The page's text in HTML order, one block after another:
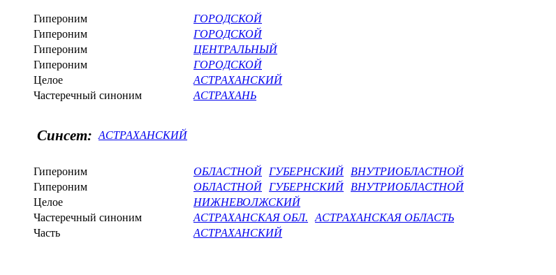
Гипероним
ГОРОДСКОЙ
Гипероним
ГОРОДСКОЙ
Гипероним
ЦЕНТРАЛЬНЫЙ
Гипероним
ГОРОДСКОЙ
Целое
АСТРАХАНСКИЙ
Частеречный синоним
АСТРАХАНЬ
Синсет: АСТРАХАНСКИЙ
Гипероним ОБЛАСТНОЙ ГУБЕРНСКИЙ
ВНУТРИОБЛАСТНОЙ
Гипероним
ОБЛАСТНОЙ ГУБЕРНСКИЙ
ВНУТРИОБЛАСТНОЙ
Целое
НИЖНЕВОЛЖСКИЙ
Частеречный синоним
АСТРАХАНСКАЯ ОБЛ.
АСТРАХАНСКАЯ ОБЛАСТЬ
Часть
АСТРАХАНСКИЙ